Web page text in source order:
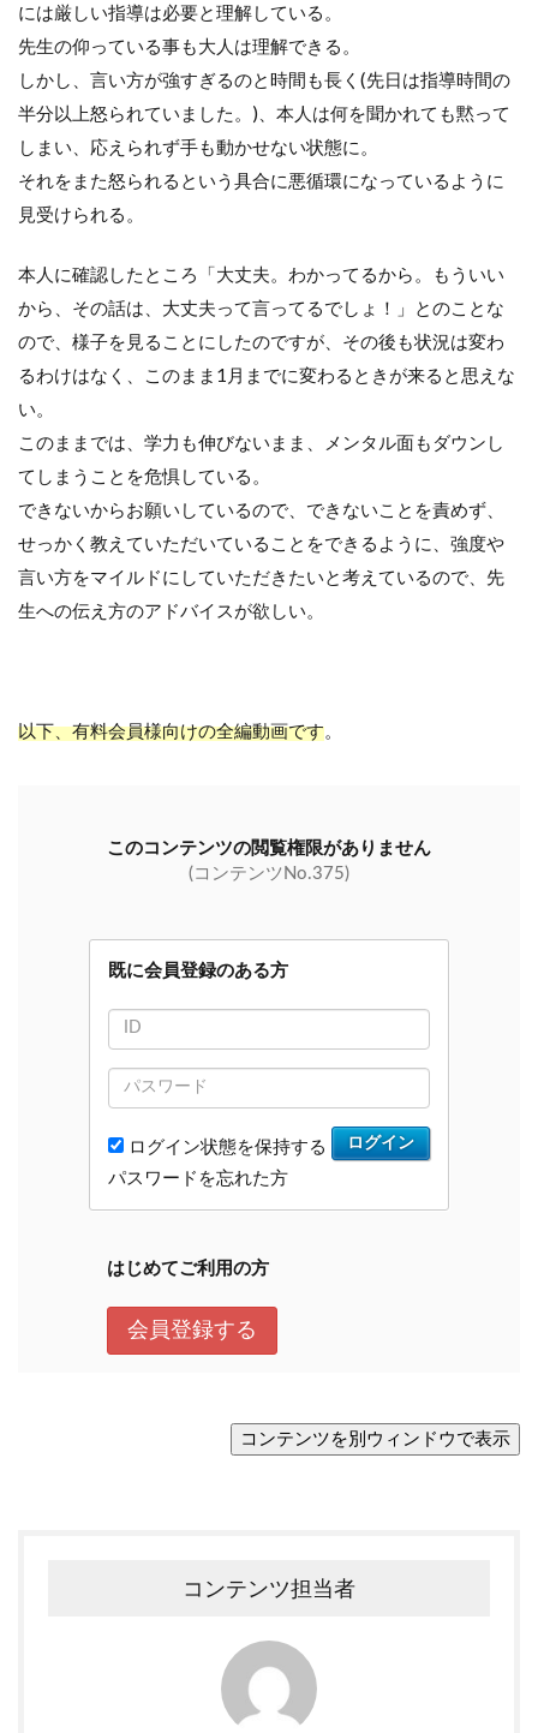
には厳しい指導は必要と理解している。
先生の仰っている事も大人は理解できる。
しかし、言い方が強すぎるのと時間も長く (先日は指導時間の
半分以上怒られていました。 ) 、本人は何を聞かれても黙って
しまい、応えられず手も動かせない状態に。
それをまた怒られるという具合に悪循環になっているように
見受けられる。
本人に確認したところ「大丈夫。わかってるから。もういい
から、その話は、大丈夫って言ってるでしょ！」とのことな
ので、様子を見ることにしたのですが、その後も状況は変わ
るわけはなく、このまま 1 月までに変わるときが来ると思えな
い。
このままでは、学力も伸びないまま、メンタル面もダウンし
てしまうことを危惧している。
できないからお願いしているので、できないことを責めず、
せっかく教えていただいていることをできるように、強度や
言い方をマイルドにしていただきたいと考えているので、先
生への伝え方のアドバイスが欲しい。
以下、有料会員様向けの全編動画です。
コンテンツ担当者